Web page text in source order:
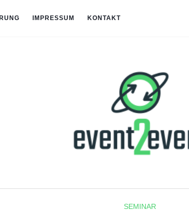
IMPRESSUM KONTAKT
SEMINAR